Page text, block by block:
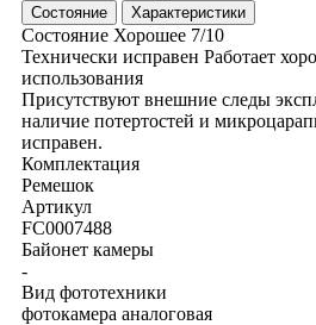
Состояние Характеристики
Состояние Хорошее 7/10
Технически исправен Работает
использования
Присутствуют внешние следы
наличие потертостей и
исправен.
Комплектация
Ремешок
Артикул
FC0007488
Байонет камеры
-
Вид фототехники
фотокамера аналоговая